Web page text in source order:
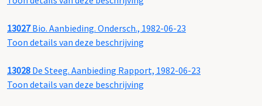
13027Bio. Aanbieding. Ondersch., 1982-06-23
Toon details van deze beschrijving
13028 De Steeg. Aanbieding Rapport, 1982-06-23
Toon details van deze beschrijving